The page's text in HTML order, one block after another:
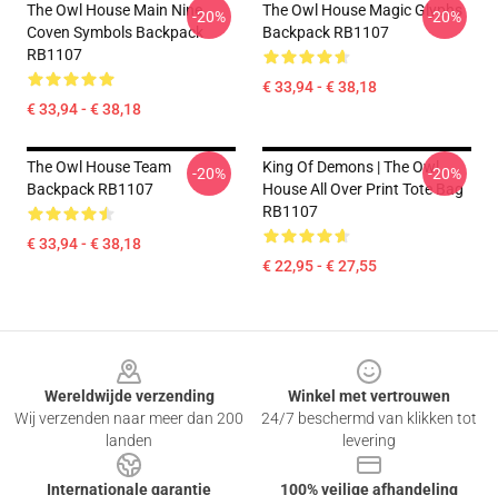
The Owl House Main Nine
Coven Symbols Backpack
RB1107
€ 33,94 - € 38,18
-20%
The Owl House Magic Glyphs
Backpack RB1107
€ 33,94 - € 38,18
-20%
The Owl House Team
Backpack RB1107
€ 33,94 - € 38,18
-20%
King Of Demons | The Owl
House All Over Print Tote Bag
RB1107
€ 22,95 - € 27,55
-20%
Wereldwijde verzending
Wij verzenden naar meer dan 200
landen
Winkel met vertrouwen
24/7 beschermd van klikken tot
levering
Internationale garantie
100% veilige afhandeling